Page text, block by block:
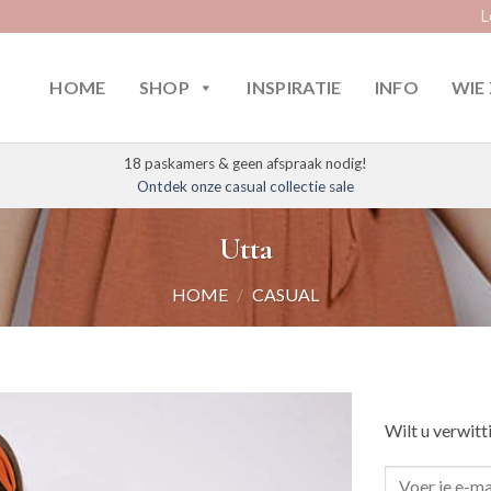
HOME SHOP INSPIRATIE INFO WIE
18 paskamers & geen afspraak nodig!
Ontdek onze casual collectie sale
Utta
HOME / CASUAL
Wilt u